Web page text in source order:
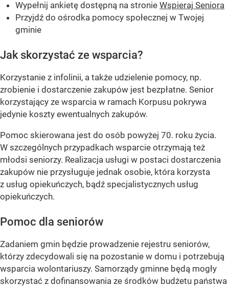
Wypełnij ankietę dostępną na stronie Wspieraj Seniora
Przyjdź do ośrodka pomocy społecznej w Twojej
gminie
Jak skorzystać ze wsparcia?
Korzystanie z infolinii, a także udzielenie pomocy, np.
zrobienie i dostarczenie zakupów jest bezpłatne. Senior
korzystający ze wsparcia w ramach Korpusu pokrywa
jedynie koszty ewentualnych zakupów.
Pomoc skierowana jest do osób powyżej 70. roku życia.
W szczególnych przypadkach wsparcie otrzymają też
młodsi seniorzy. Realizacja usługi w postaci dostarczenia
zakupów nie przysługuje jednak osobie, która korzysta
z usług opiekuńczych, bądź specjalistycznych usług
opiekuńczych.
Pomoc dla seniorów
Zadaniem gmin będzie prowadzenie rejestru seniorów,
którzy zdecydowali się na pozostanie w domu i potrzebują
wsparcia wolontariuszy. Samorządy gminne będą mogły
skorzystać z dofinansowania ze środków budżetu państwa